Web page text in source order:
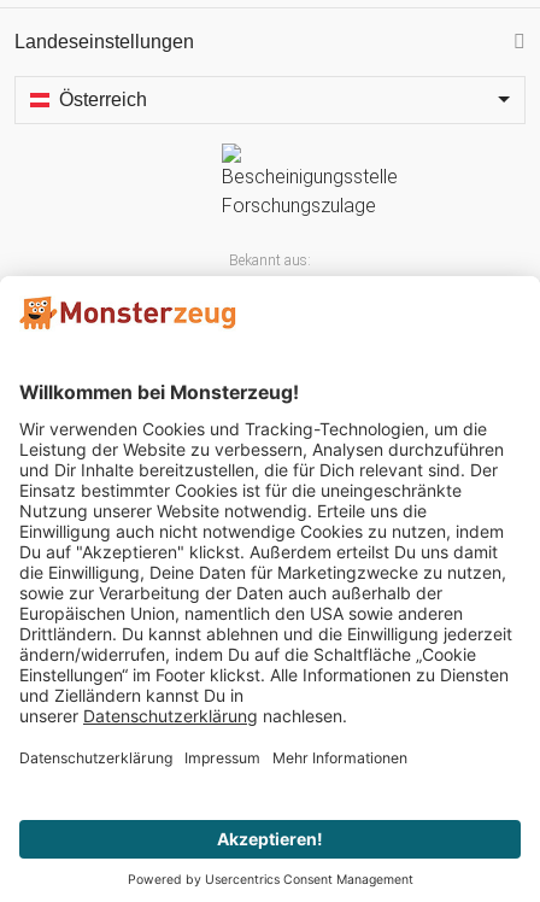
Landeseinstellungen
Österreich
Bekannt aus:
Mitglied im:
Impressum AGB Widerrufsbelehrung
Vertrag widerrufen
© 2008–2026 Monsterzeug. Alle Rechte vorbehalten.